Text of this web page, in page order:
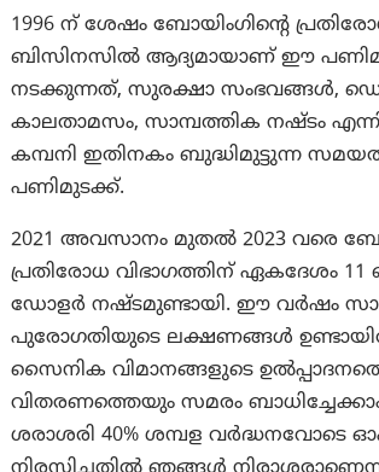
1996 ന് ശേഷം ബോയിംഗിന്റെ
ബിസിനസിൽ ആദ്യമായാണ് ഈ
നടക്കുന്നത്, സുരക്ഷാ സംഭവങ്ങൾ,
കാലതാമസം, സാമ്പത്തിക നഷ്ടം
കമ്പനി ഇതിനകം ബുദ്ധിമുട്ടുന്ന
പണിമുടക്ക്.
2021 അവസാനം മുതൽ 2023 വരെ
പ്രതിരോധ വിഭാഗത്തിന് ഏകദേശം
ഡോളർ നഷ്ടമുണ്ടായി. ഈ വർഷം
പുരോഗതിയുടെ ലക്ഷണങ്ങൾ
സൈനിക വിമാനങ്ങളുടെ
വിതരണത്തെയും സമരം
ശരാശരി 40% ശമ്പള വർദ്ധനവോടെ